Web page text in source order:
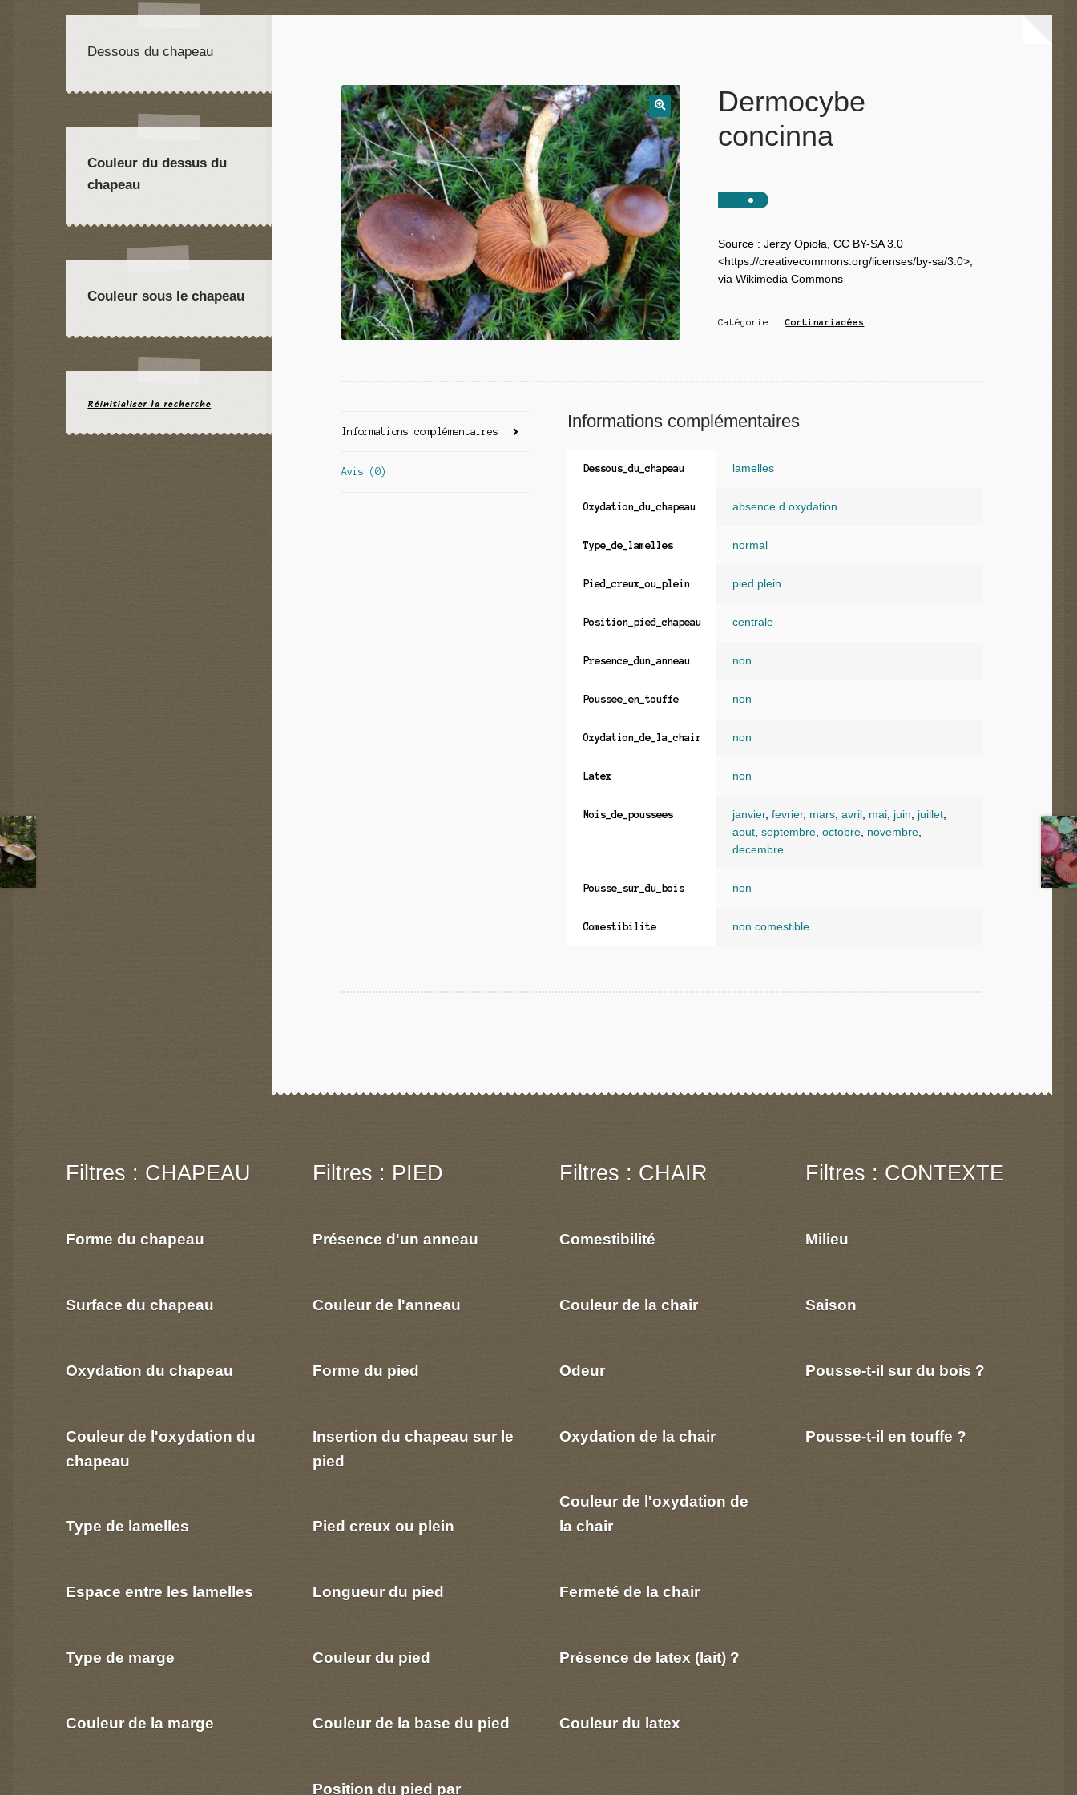
Dermocybe
concinna
Source : Jerzy Opioła, CC BY-SA 3.0
<https://creativecommons.org/licenses/by-sa/3.0>,
via Wikimedia Commons
Catégorie :Cortinariacées
Informations complémentaires
Avis (0)
Informations complémentaires
Dessous_du_chapeau lamelles
Oxydation_du_chapeau absence d oxydation
Type_de_lamelles normal
Pied_creux_ou_plein pied plein
Position_pied_chapeau centrale
Presence_dun_anneau non
Poussee_en_touffe non
Oxydation_de_la_chair non
Latex non
Mois_de_poussees janvier, fevrier, mars, avril , mai, juin, juillet,
aout, septembre, octobre, novembre,
decembre
Pousse_sur_du_bois non
Comestibilite non comestible
Dessous du chapeau
Couleur du dessus du
chapeau
Couleur sous le chapeau
Réinitialiser la recherche
Filtres : CHAPEAU
Forme du chapeau
Surface du chapeau
Oxydation du chapeau
Couleur de l'oxydation du
chapeau
Type de lamelles
Espace entre les lamelles
Type de marge
Couleur de la marge
Filtres : PIED
Présence d'un anneau
Couleur de l'anneau
Forme du pied
Insertion du chapeau sur le
pied
Pied creux ou plein
Longueur du pied
Couleur du pied
Couleur de la base du pied
Position du pied par
Filtres : CHAIR
Comestibilité
Couleur de la chair
Odeur
Oxydation de la chair
Couleur de l'oxydation de
la chair
Fermeté de la chair
Présence de latex (lait) ?
Couleur du latex
Filtres : CONTEXTE
Milieu
Saison
Pousse-t-il sur du bois ?
Pousse-t-il en touffe ?